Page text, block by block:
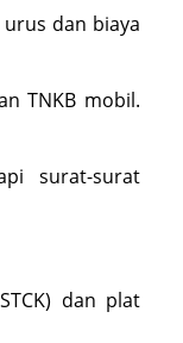
dan biaya
TNKB mobil.
surat-surat
dan plat